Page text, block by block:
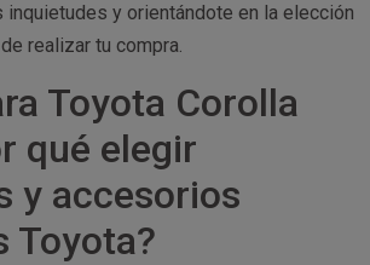
inquietudes y orientándote en la elección
realizar tu compra.
Toyota Corolla
qué elegir
y accesorios
Toyota?